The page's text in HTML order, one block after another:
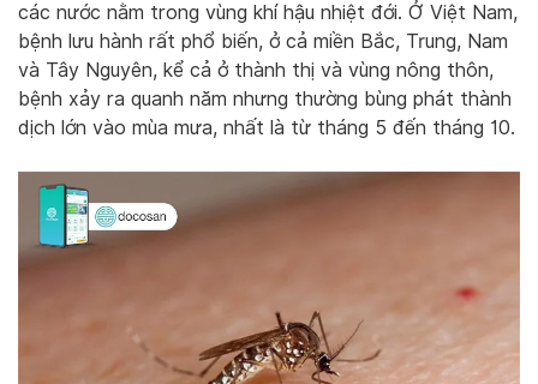
các nước nằm trong vùng khí hậu nhiệt đới. Ở Việt Nam,
bệnh lưu hành rất phổ biến, ở cả miền Bắc, Trung, Nam
và Tây Nguyên, kể cả ở thành thị và vùng nông thôn,
bệnh xảy ra quanh năm nhưng thường bùng phát thành
dịch lớn vào mùa mưa, nhất là từ tháng 5 đến tháng 10.